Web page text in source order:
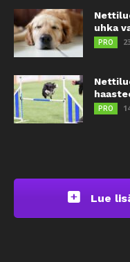
uhka
PRO
PRO
Lue